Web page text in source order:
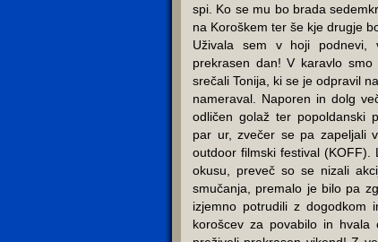
spi. Ko se mu bo brada
na Koroškem ter še kje drugje
Uživala sem v hoji
prekrasen dan! V karavlo
srečali Tonija, ki se je odpravil
nameraval. Naporen in dolg
odličen golaž ter popoldanski
par ur, zvečer se pa zapeljali
outdoor filmski festival
okusu, preveč so se nizali
smučanja, premalo je bilo pa
izjemno potrudili z dogodkom
korošcev za povabilo in